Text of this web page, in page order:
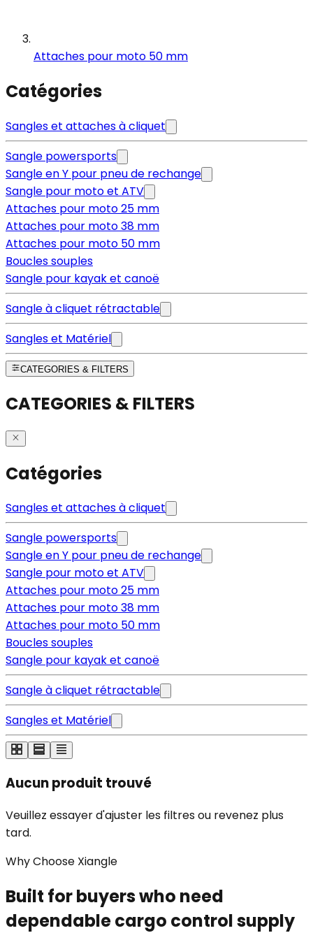
Attaches pour moto 50 mm
Catégories
Sangles et attaches à cliquet
Sangle powersports
Sangle en Y pour pneu de rechange
Sangle pour moto et ATV
Attaches pour moto 25 mm
Attaches pour moto 38 mm
Attaches pour moto 50 mm
Boucles souples
Sangle pour kayak et canoë
Sangle à cliquet rétractable
Sangles et Matériel
CATEGORIES & FILTERS
CATEGORIES & FILTERS
Catégories
Sangles et attaches à cliquet
Sangle powersports
Sangle en Y pour pneu de rechange
Sangle pour moto et ATV
Attaches pour moto 25 mm
Attaches pour moto 38 mm
Attaches pour moto 50 mm
Boucles souples
Sangle pour kayak et canoë
Sangle à cliquet rétractable
Sangles et Matériel
Aucun produit trouvé
Veuillez essayer d'ajuster les filtres ou revenez plus
tard.
Why Choose Xiangle
Built for buyers who need
dependable cargo control supply